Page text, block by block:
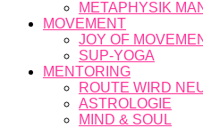
METAPHYSIK
MOVEMENT
JOY OF
SUP-YOGA
MENTORING
ROUTE WIRD
ASTROLOGIE
MIND & SOUL